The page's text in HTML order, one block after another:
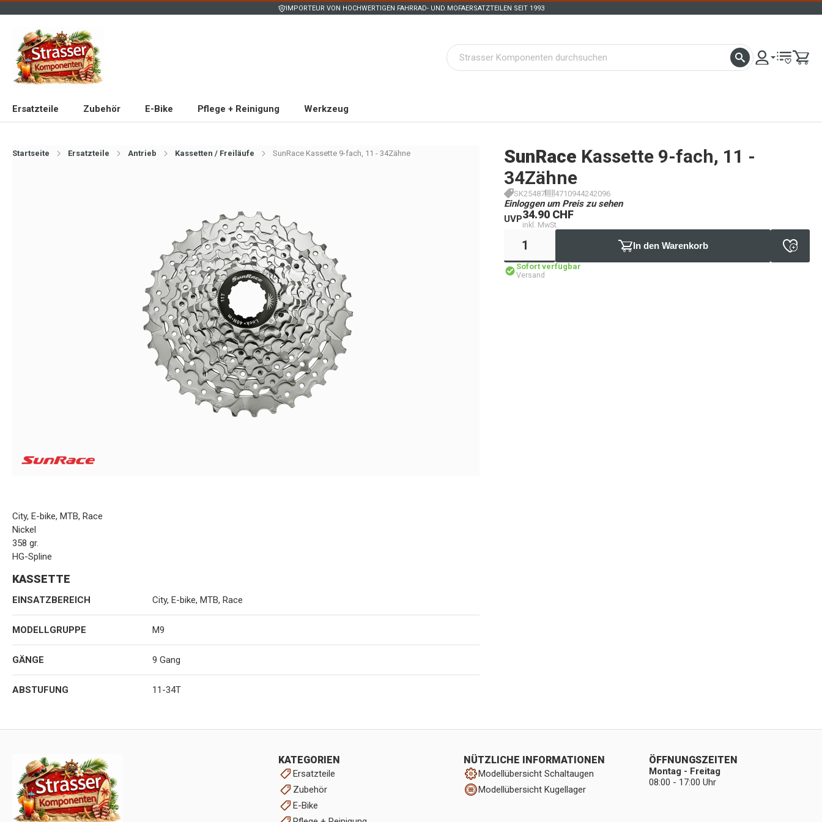
IMPORTEUR VON HOCHWERTIGEN FAHRRAD- UND MOFAERSATZTEILEN SEIT 1993
Ersatzteile Zubehör E-Bike Pflege + Reinigung Werkzeug
Startseite Ersatzteile Antrieb Kassetten / Freiläufe SunRace Kassette 9-fach, 11 - 34Zähne SunRace Kassette 9-fach, 11 -
34Zähne
SK25487 4710944242096
Einloggen um Preis zu sehen
UVP34.90 CHF
inkl. MwSt.
In den Warenkorb
Sofort verfügbar
Versand
City, E-bike, MTB, Race
Nickel
358 gr.
HG-Spline
KASSETTE
EINSATZBEREICH City, E-bike, MTB, Race
MODELLGRUPPE M9
GÄNGE 9 Gang
ABSTUFUNG 11-34T
KATEGORIEN
Ersatzteile
Zubehör
E-Bike
NÜTZLICHE INFORMATIONEN
Modellübersicht Schaltaugen
Modellübersicht Kugellager
ÖFFNUNGSZEITEN
Montag - Freitag
08:00 - 17:00 Uhr